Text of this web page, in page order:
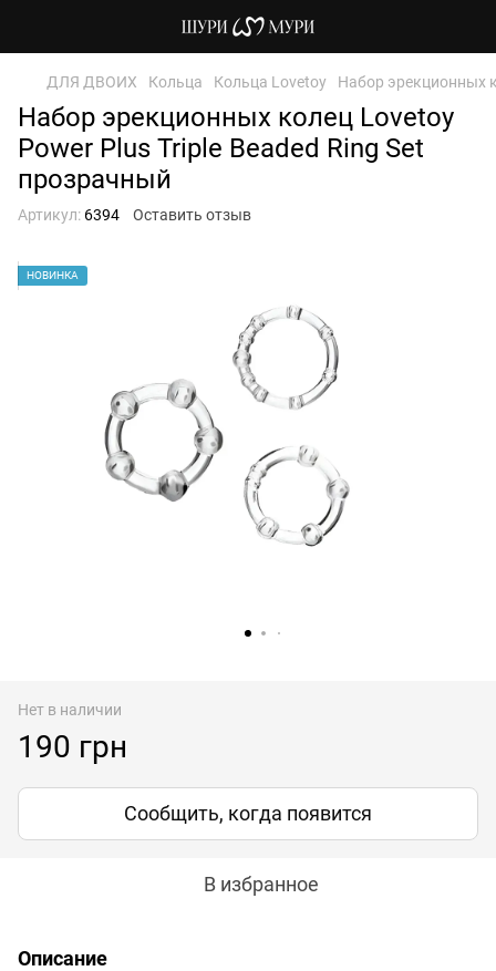
ДЛЯ ДВОИХ Кольца Кольца Lovetoy Набор эрекционных
Набор эрекционных колец Lovetoy
Power Plus Triple Beaded Ring Set
прозрачный
Артикул: 6394 Оставить отзыв
НОВИНКА
Нет в наличии
190 грн
Сообщить, когда появится
В избранное
Описание